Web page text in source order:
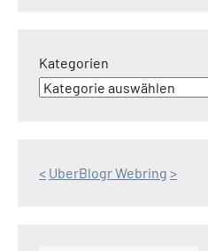
Kategorien
< UberBlogr Webring >